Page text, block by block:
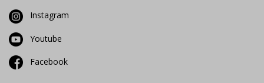
Instagram
Youtube
Facebook